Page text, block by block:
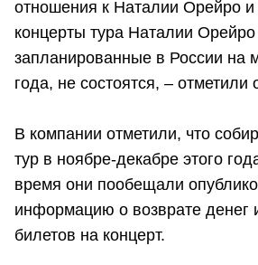
отношения к Наталии Орейро и
концерты тура Наталии
запланированные в России на
года, не состоятся, – отметили
В компании отметили, что
тур в ноябре-декабре этого
время они пообещали
информацию о возврате денег
билетов на концерт.